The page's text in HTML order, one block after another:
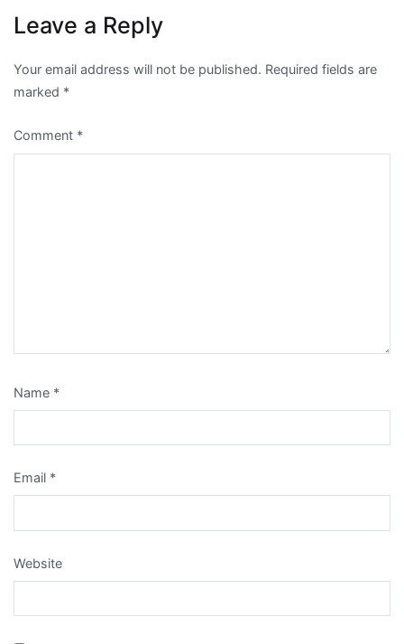
Leave a Reply
Your email address will not be published. Required fields are
marked *
Comment *
Name *
Email *
Website